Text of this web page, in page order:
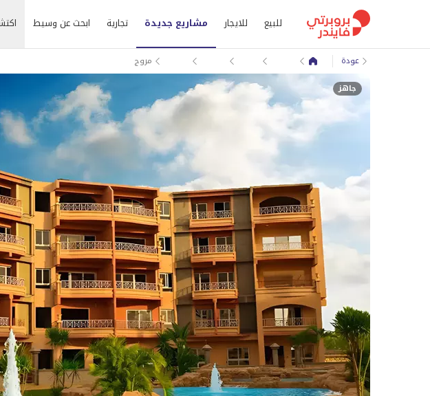
للبيع للايجار مشاريع جديدة تجارية ابحث عن وسيط
عودة مشاريع جديدة التوسعات الشمالية
مروج
جاهز